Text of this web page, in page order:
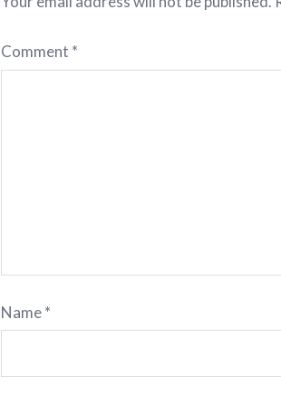
Comment *
Name*